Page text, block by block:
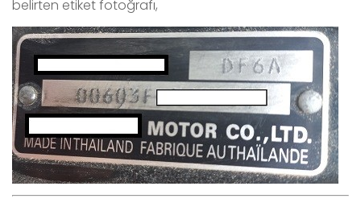
belirten etiket fotoğrafı,